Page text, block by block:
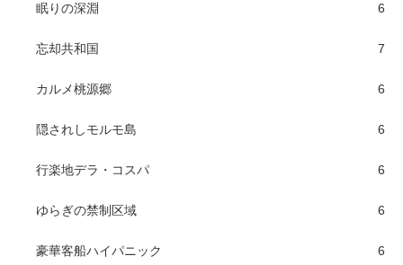
眠りの深淵 6
忘却共和国 7
カルメ桃源郷 6
隠されしモルモ島 6
行楽地デラ・コスパ 6
ゆらぎの禁制区域 6
豪華客船ハイパニック 6